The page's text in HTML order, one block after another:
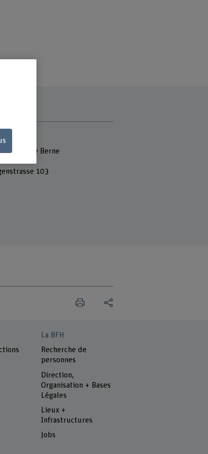
arts de Berne
103
La BFH
Recherche de
personnes
Direction,
Organisation + Bases
Légales
Lieux +
Infrastructures
Jobs